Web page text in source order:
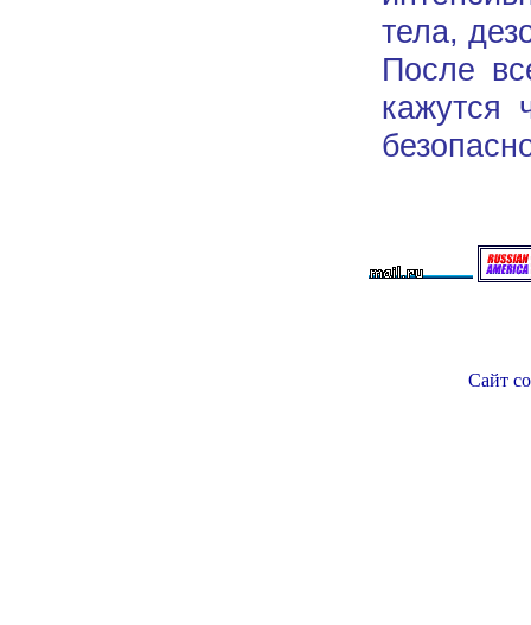
тела,
После
кажутся
Сайт